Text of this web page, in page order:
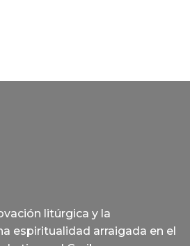
litúrgica y la
espiritualidad arraigada en el